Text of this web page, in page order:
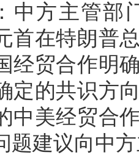
中方主管部
首在特朗普
经贸合作明
定的共识方
中美经贸合
题建议向中